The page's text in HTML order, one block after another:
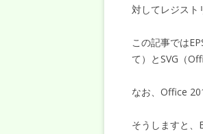
対してレジスト
この記事では
て）とSVG（
なお、Office
そうしますと、